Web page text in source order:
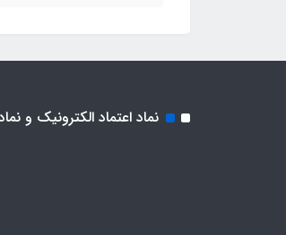
نماد اعتماد الکترونیک و